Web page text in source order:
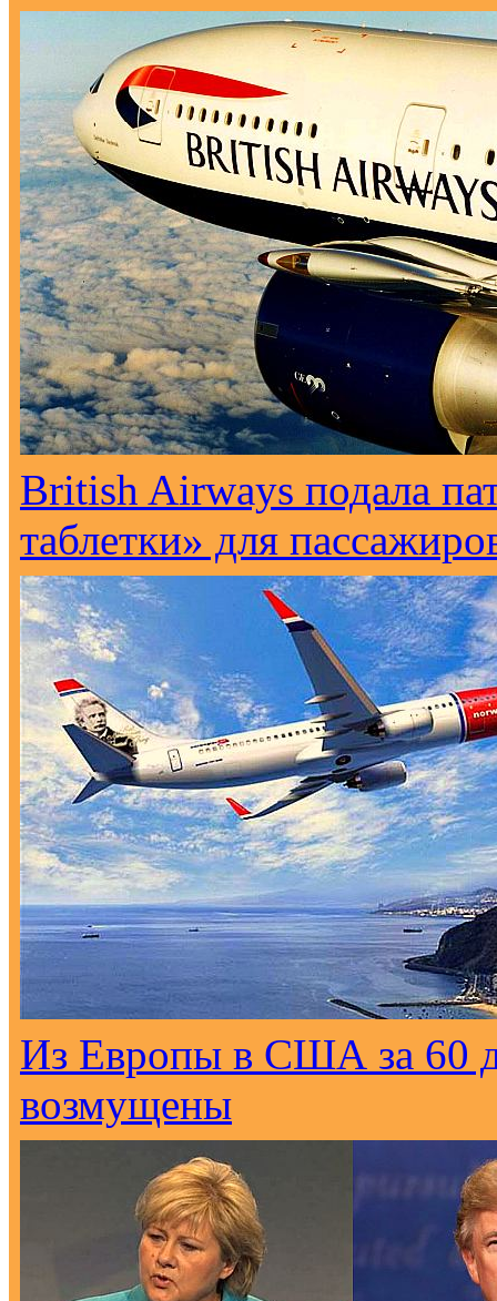
British Airways подала
таблетки» для
Из Европы в США за 60
возмущены